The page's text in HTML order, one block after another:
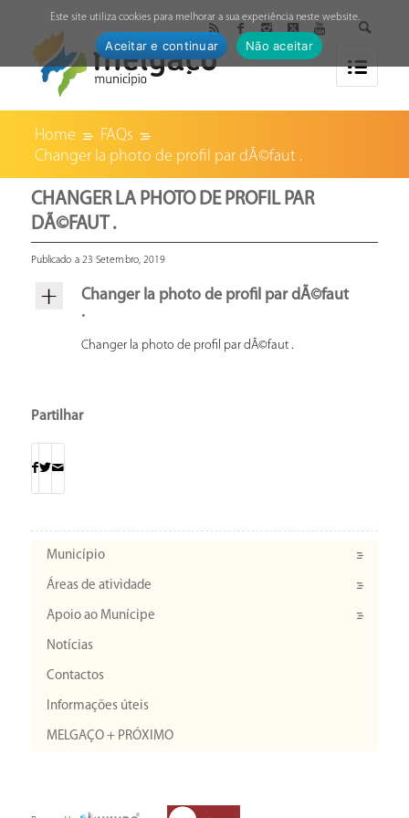
Home
FAQs
Changer la photo de profil par dÃ©faut .
CHANGER LA PHOTO DE PROFIL PAR
DÃ©FAUT .
Publicado a 23 Setembro, 2019
Changer la photo de profil par dÃ©faut
.
Changer la photo de profil par dÃ©faut .
Partilhar
Município
Áreas de atividade
Apoio ao Munícipe
Notícias
Contactos
Informações úteis
MELGAÇO + PRÓXIMO
Este site utiliza cookies para melhorar a sua experiência neste website.
Aceitar e continuar Não aceitar